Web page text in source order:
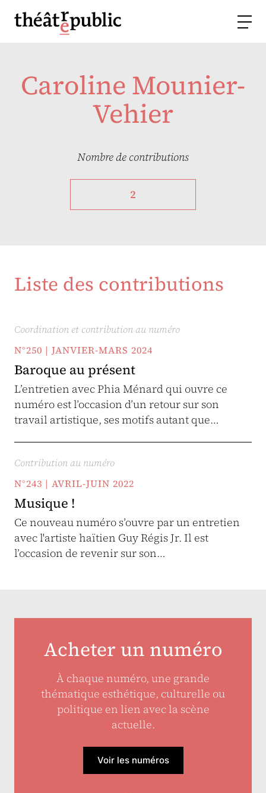
Caroline Mounier-
Vehier
Nombre de contributions
2
Liste des contributions
Coordination et contribution au numéro
N°250 | JANVIER-MARS 2024
Baroque au présent
L’entretien avec Phia Ménard qui ouvre ce
numéro est l’occasion d’un retour sur son
travail artistique, ses motifs autant que…
Contribution au numéro
N°243 | AVRIL-JUIN 2022
Musique !
Ce nouveau numéro s’ouvre par un entretien
avec l'artiste haïtien Guy Régis Jr. Il est
l’occasion de revenir sur son…
Acheter un numéro
À chaque numéro, une grande
thématique esthétique, culturelle ou
politique en lien avec la scène
actuelle.
Voir les numéros